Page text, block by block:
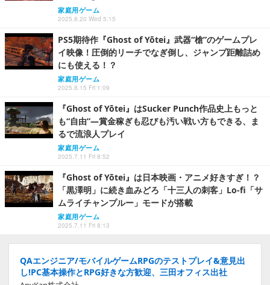
家庭用ゲーム
2025.8.20 Wed 5:15
PS5期待作『Ghost of Yōtei』武器“槍”のゲームプレ
イ映像！圧倒的リーチでなぎ倒し、ジャンプ距離詰め
にも使える！？
家庭用ゲーム
2025.8.15 Fri 1:09
『Ghost of Yōtei』はSucker Punch作品史上もっと
も“自由”―賞金稼ぎも忍びも汚い戦い方もできる、ま
るで流浪人プレイ
家庭用ゲーム
2025.7.11 Fri 8:52
『Ghost of Yōtei』は日本映画・アニメ好きすぎ！？
「黒澤明」に続き血みどろ「十三人の刺客」Lo-fi「サ
ムライチャンプルー」モードが搭載
家庭用ゲーム
2025.7.11 Fri 8:13
QAエンジニア/モバイルゲームRPGのテストプレイ&意見出
し!PC基本操作とRPG好きな方歓迎、三田オフィス出社